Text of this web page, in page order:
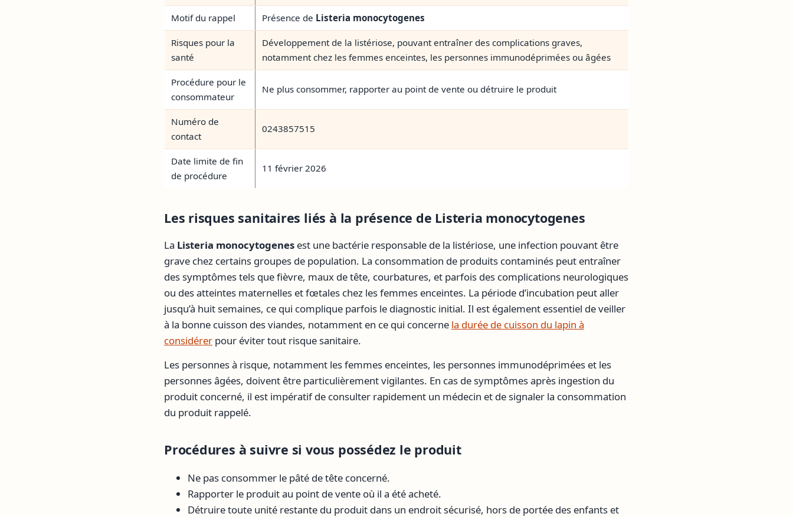
Motif du rappel Présence de Listeria monocytogenes
Risques pour la
santé
Développement de la listériose, pouvant entraîner des complications graves,
notamment chez les femmes enceintes, les personnes immunodéprimées ou âgées
Procédure pour le
consommateur
Ne plus consommer, rapporter au point de vente ou détruire le produit
Numéro de
contact
0243857515
Date limite de fin
de procédure
11 février 2026
Les risques sanitaires liés à la présence de Listeria monocytogenes
La Listeria monocytogenes est une bactérie responsable de la listériose, une infection pouvant être
grave chez certains groupes de population. La consommation de produits contaminés peut entraîner
des symptômes tels que fièvre, maux de tête, courbatures, et parfois des complications neurologiques
ou des atteintes maternelles et fœtales chez les femmes enceintes. La période d’incubation peut aller
jusqu’à huit semaines, ce qui complique parfois le diagnostic initial. Il est également essentiel de veiller
à la bonne cuisson des viandes, notamment en ce qui concerne la durée de cuisson du lapin à
considérer pour éviter tout risque sanitaire.
Les personnes à risque, notamment les femmes enceintes, les personnes immunodéprimées et les
personnes âgées, doivent être particulièrement vigilantes. En cas de symptômes après ingestion du
produit concerné, il est impératif de consulter rapidement un médecin et de signaler la consommation
du produit rappelé.
Procédures à suivre si vous possédez le produit
Ne pas consommer le pâté de tête concerné.
Rapporter le produit au point de vente où il a été acheté.
Détruire toute unité restante du produit dans un endroit sécurisé, hors de portée des enfants et